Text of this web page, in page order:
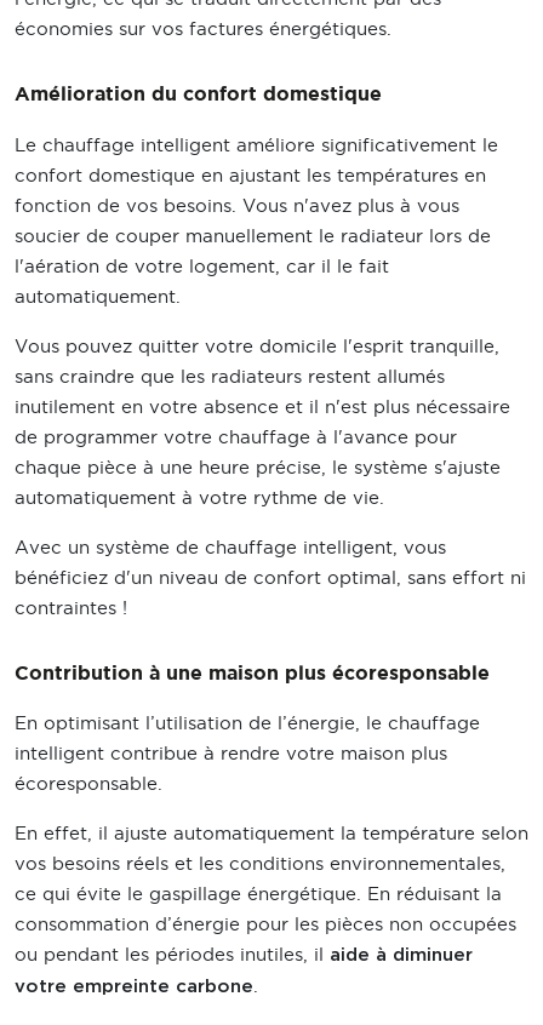
économies sur vos factures énergétiques.
Amélioration du confort domestique
Le chauffage intelligent améliore significativement le
confort domestique en ajustant les températures en
fonction de vos besoins. Vous n'avez plus à vous
soucier de couper manuellement le radiateur lors de
l'aération de votre logement, car il le fait
automatiquement.
Vous pouvez quitter votre domicile l'esprit tranquille,
sans craindre que les radiateurs restent allumés
inutilement en votre absence et il n'est plus nécessaire
de programmer votre chauffage à l'avance pour
chaque pièce à une heure précise, le système s'ajuste
automatiquement à votre rythme de vie.
Avec un système de chauffage intelligent, vous
bénéficiez d'un niveau de confort optimal, sans effort ni
contraintes !
Contribution à une maison plus écoresponsable
En optimisant l’utilisation de l’énergie, le chauffage
intelligent contribue à rendre votre maison plus
écoresponsable.
En effet, il ajuste automatiquement la température selon
vos besoins réels et les conditions environnementales,
ce qui évite le gaspillage énergétique. En réduisant la
consommation d’énergie pour les pièces non occupées
ou pendant les périodes inutiles, il aide à diminuer
votre empreinte carbone